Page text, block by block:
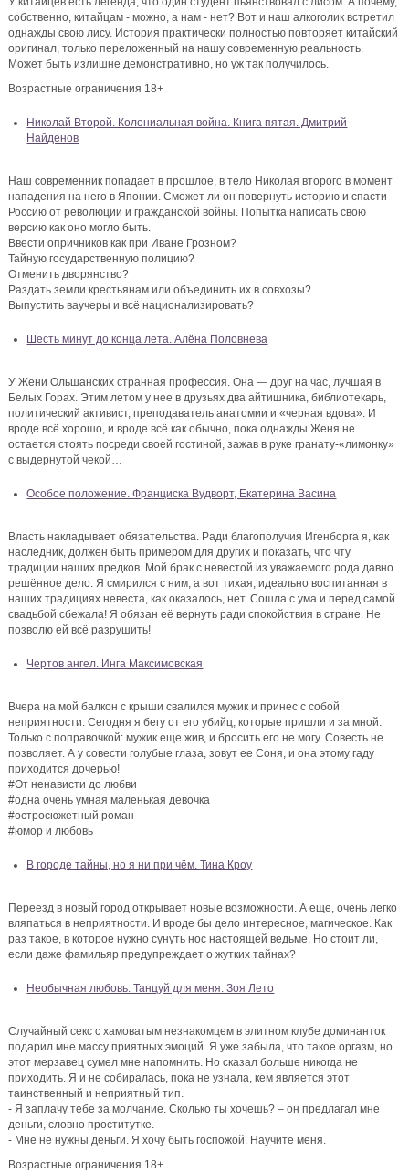
собственно, китайцам - можно, а нам - нет? Вот и наш алкоголик встретил
однажды свою лису. История практически полностью повторяет китайский
оригинал, только переложенный на нашу современную реальность.
Может быть излишне демонстративно, но уж так получилось.
Возрастные ограничения 18+
Николай Второй. Колониальная война. Книга пятая. Дмитрий
Найденов
Наш современник попадает в прошлое, в тело Николая второго в момент
нападения на него в Японии. Сможет ли он повернуть историю и спасти
Россию от революции и гражданской войны. Попытка написать свою
версию как оно могло быть.
Ввести опричников как при Иване Грозном?
Тайную государственную полицию?
Отменить дворянство?
Раздать земли крестьянам или объединить их в совхозы?
Выпустить ваучеры и всё национализировать?
Шесть минут до конца лета. Алёна Половнева
У Жени Ольшанских странная профессия. Она — друг на час, лучшая в
Белых Горах. Этим летом у нее в друзьях два айтишника, библиотекарь,
политический активист, преподаватель анатомии и «черная вдова». И
вроде всё хорошо, и вроде всё как обычно, пока однажды Женя не
остается стоять посреди своей гостиной, зажав в руке гранату-«лимонку»
с выдернутой чекой…
Особое положение. Франциска Вудворт, Екатерина Васина
Власть накладывает обязательства. Ради благополучия Игенборга я, как
наследник, должен быть примером для других и показать, что чту
традиции наших предков. Мой брак с невестой из уважаемого рода давно
решённое дело. Я смирился с ним, а вот тихая, идеально воспитанная в
наших традициях невеста, как оказалось, нет. Сошла с ума и перед самой
свадьбой сбежала! Я обязан её вернуть ради спокойствия в стране. Не
позволю ей всё разрушить!
Чертов ангел. Инга Максимовская
Вчера на мой балкон с крыши свалился мужик и принес с собой
неприятности. Сегодня я бегу от его убийц, которые пришли и за мной.
Только с поправочкой: мужик еще жив, и бросить его не могу. Совесть не
позволяет. А у совести голубые глаза, зовут ее Соня, и она этому гаду
приходится дочерью!
#От ненависти до любви
#одна очень умная маленькая девочка
#остросюжетный роман
#юмор и любовь
В городе тайны, но я ни при чём. Тина Кроу
Переезд в новый город открывает новые возможности. А еще, очень легко
вляпаться в неприятности. И вроде бы дело интересное, магическое. Как
раз такое, в которое нужно сунуть нос настоящей ведьме. Но стоит ли,
если даже фамильяр предупреждает о жутких тайнах?
Необычная любовь: Танцуй для меня. Зоя Лето
Случайный секс с хамоватым незнакомцем в элитном клубе доминанток
подарил мне массу приятных эмоций. Я уже забыла, что такое оргазм, но
этот мерзавец сумел мне напомнить. Но сказал больше никогда не
приходить. Я и не собиралась, пока не узнала, кем является этот
таинственный и неприятный тип.
- Я заплачу тебе за молчание. Сколько ты хочешь? – он предлагал мне
деньги, словно проститутке.
- Мне не нужны деньги. Я хочу быть госпожой. Научите меня.
Возрастные ограничения 18+